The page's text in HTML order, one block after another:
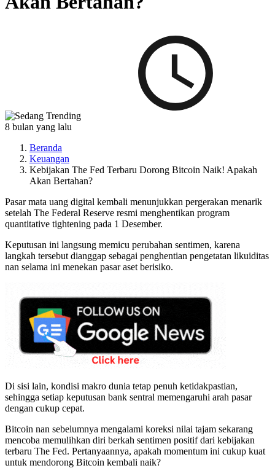
8 bulan yang lalu
Beranda
Keuangan
Kebijakan The Fed Terbaru Dorong Bitcoin Naik! Apakah
Akan Bertahan?
Pasar mata uang digital kembali menunjukkan pergerakan menarik
setelah The Federal Reserve resmi menghentikan program
quantitative tightening pada 1 Desember.
Keputusan ini langsung memicu perubahan sentimen, karena
langkah tersebut dianggap sebagai penghentian pengetatan likuiditas
nan selama ini menekan pasar aset berisiko.
Di sisi lain, kondisi makro dunia tetap penuh ketidakpastian,
sehingga setiap keputusan bank sentral memengaruhi arah pasar
dengan cukup cepat.
Bitcoin nan sebelumnya mengalami koreksi nilai tajam sekarang
mencoba memulihkan diri berkah sentimen positif dari kebijakan
terbaru The Fed. Pertanyaannya, apakah momentum ini cukup kuat
untuk mendorong Bitcoin kembali naik?